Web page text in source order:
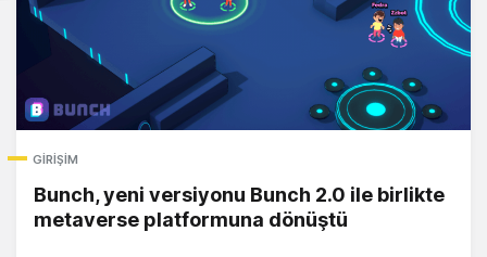
GIRIŞIM
Bunch, yeni versiyonu Bunch 2.0 ile birlikte
metaverse platformuna dönüştü